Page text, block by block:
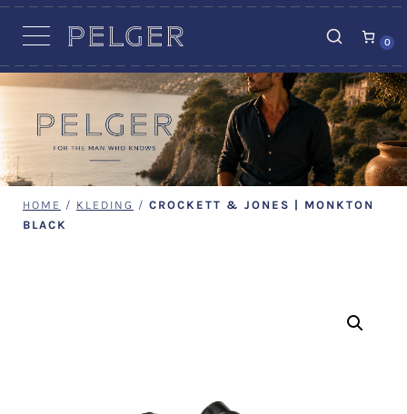
0
HOME / KLEDING / CROCKETT & JONES | MONKTON
BLACK